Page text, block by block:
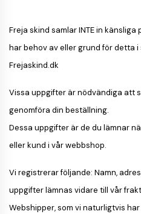
Freja skind samlar INTE in
har behov av eller grund för detta
Frejaskind.dk
Vissa uppgifter är nödvändiga att
genomföra din beställning.
Dessa uppgifter är de du lämnar
eller kund i vår webbshop.
Vi registrerar följande: Namn,
uppgifter lämnas vidare till vår
Webshipper, som vi naturligtvis